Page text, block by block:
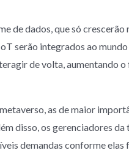
de dados, que só crescerão
serão integrados ao
de volta, aumentando o
as de maior
disso, os gerenciadores
demandas conforme elas